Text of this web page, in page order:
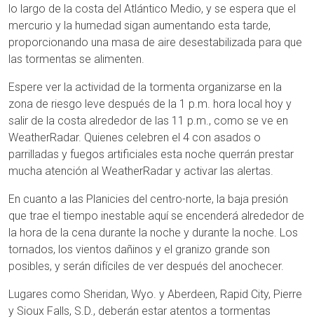
lo largo de la costa del Atlántico Medio, y se espera que el
mercurio y la humedad sigan aumentando esta tarde,
proporcionando una masa de aire desestabilizada para que
las tormentas se alimenten.
Espere ver la actividad de la tormenta organizarse en la
zona de riesgo leve después de la 1 p.m. hora local hoy y
salir de la costa alrededor de las 11 p.m., como se ve en
WeatherRadar. Quienes celebren el 4 con asados o
parrilladas y fuegos artificiales esta noche querrán prestar
mucha atención al WeatherRadar y activar las alertas.
En cuanto a las Planicies del centro-norte, la baja presión
que trae el tiempo inestable aquí se encenderá alrededor de
la hora de la cena durante la noche y durante la noche. Los
tornados, los vientos dañinos y el granizo grande son
posibles, y serán difíciles de ver después del anochecer.
Lugares como Sheridan, Wyo. y Aberdeen, Rapid City, Pierre
y Sioux Falls, S.D., deberán estar atentos a tormentas